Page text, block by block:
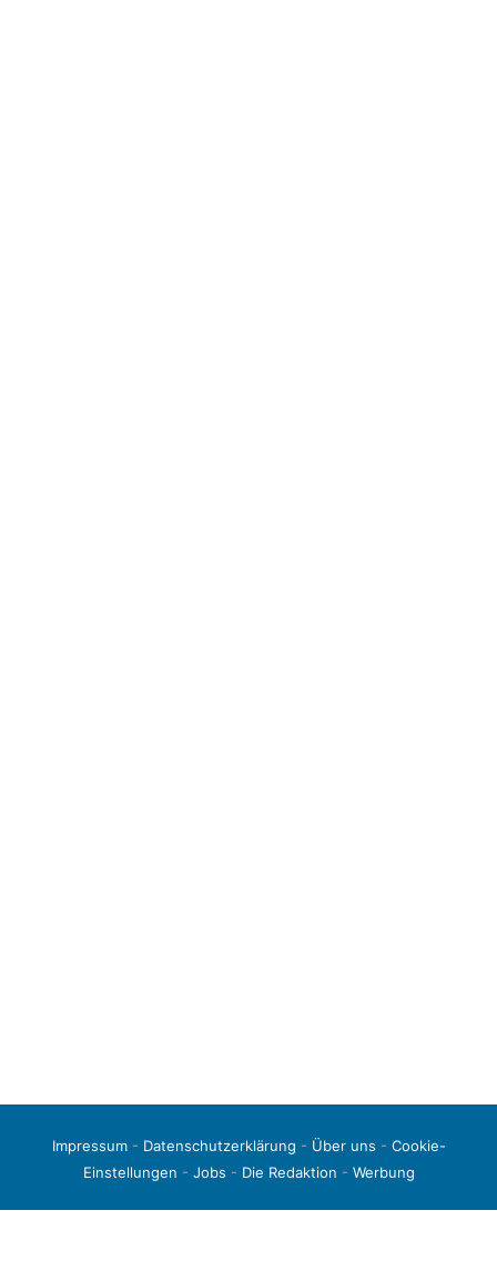
Impressum- Datenschutzerklärung - Über uns - Cookie-
Einstellungen - Jobs - Die Redaktion - Werbung